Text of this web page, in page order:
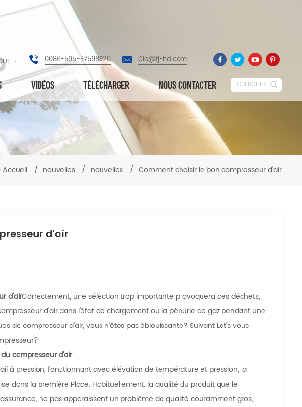
0086-595-87598920 Cio@fj-hd.com
VIDÉOS TÉLÉCHARGER NOUS CONTACTER CHERCHER
Accueil / nouvelles / nouvelles / Comment choisir le bon compresseur d'air
d'air
d'airCorrectement, une sélection trop importante provoquera des déchets,
d'air dans l'état de chargement ou la pénurie de gaz pendant une
de compresseur d'air, vous n'êtes pas éblouissante? Suivant Let's vous
compresseur d'air
à pression, fonctionnant avec élévation de température et pression, la
dans la première Place. Habituellement, la qualité du produit que le
ne pas apparaissent un problème de qualité couramment gros,